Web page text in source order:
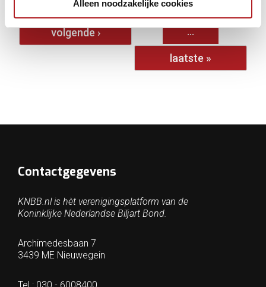
Alleen noodzakelijke cookies
3 4 5 6 7
…
volgende ›
laatste »
Contactgegevens
KNBB.nl is hèt verenigingsplatform van de
Koninklijke Nederlandse Biljart Bond.
Archimedesbaan 7
3439 ME Nieuwegein